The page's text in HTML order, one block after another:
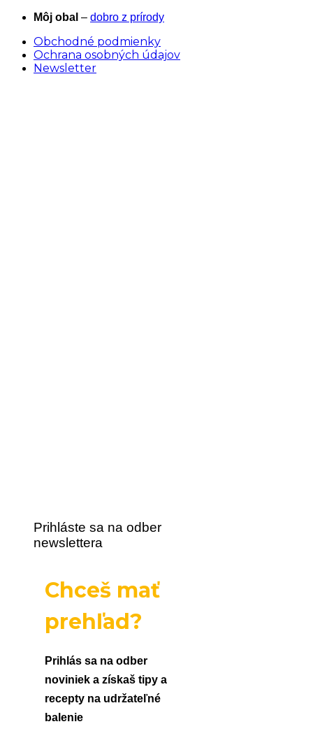
Skip
content
Môj obal – dobro z prírody
Obchodné podmienky
Ochrana osobných údajov
Newsletter
Prihláste sa na odber
newslettera
Chceš mať
prehľad?
Prihlás sa na odber
noviniek a získaš tipy a
recepty na udržateľné
balenie